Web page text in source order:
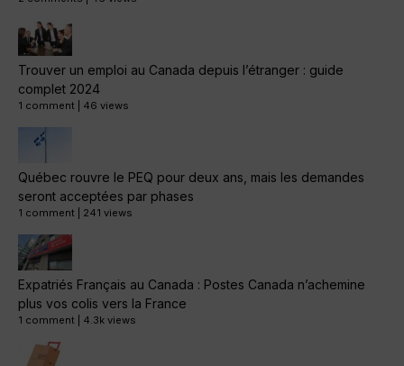
Trouver un emploi au Canada depuis l’étranger : guide
complet 2024
1 comment 46 views
Québec rouvre le PEQ pour deux ans, mais les demandes
seront acceptées par phases
1 comment 241 views
Expatriés Français au Canada : Postes Canada n’achemine
plus vos colis vers la France
1 comment 4.3k views